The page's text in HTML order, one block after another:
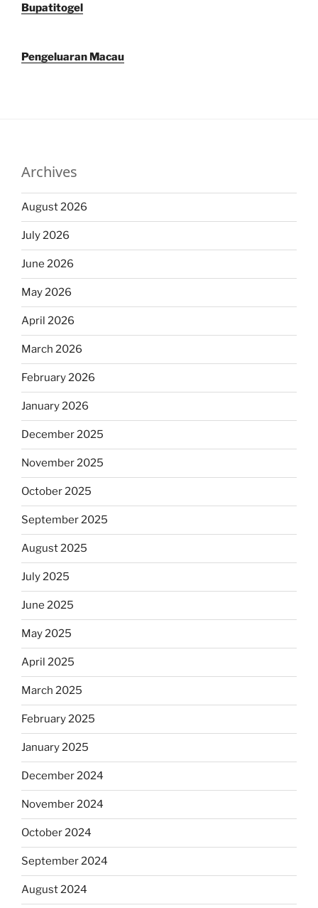
Bupatitogel
Pengeluaran Macau
Archives
August 2026
July 2026
June 2026
May 2026
April 2026
March 2026
February 2026
January 2026
December 2025
November 2025
October 2025
September 2025
August 2025
July 2025
June 2025
May 2025
April 2025
March 2025
February 2025
January 2025
December 2024
November 2024
October 2024
September 2024
August 2024